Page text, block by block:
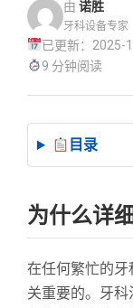
由 诺胜
牙科设备专家
已更新：2025-
9 分钟阅读
目录
为什么详
在任何繁忙的
关重要的。牙科